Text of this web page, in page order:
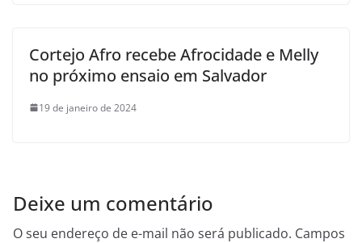
Cortejo Afro recebe Afrocidade e Melly
no próximo ensaio em Salvador
19 de janeiro de 2024
Deixe um comentário
O seu endereço de e-mail não será publicado. Campos